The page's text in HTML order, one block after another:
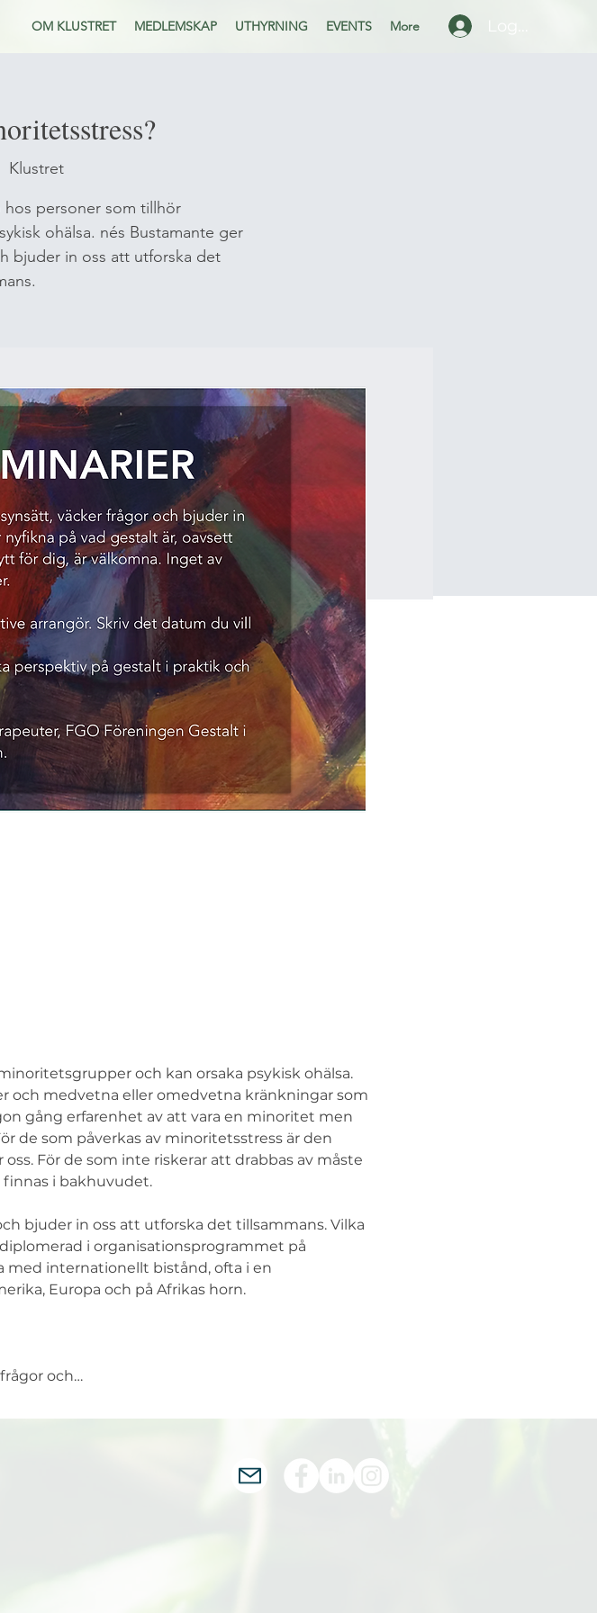
OM KLUSTRET MEDLEMSKAP UTHYRNING EVENTS More
Klustret
personer som tillhör
ohälsa. nés Bustamante ger
bjuder in oss att utforska det
och kan orsaka psykisk ohälsa.
och medvetna eller omedvetna kränkningar som
gång erfarenhet av att vara en minoritet men
de som påverkas av minoritetsstress är den
För de som inte riskerar att drabbas av måste
i bakhuvudet.
bjuder in oss att utforska det tillsammans. Vilka
i organisationsprogrammet på
med internationellt bistånd, ofta i en
Europa och på Afrikas horn.
och…